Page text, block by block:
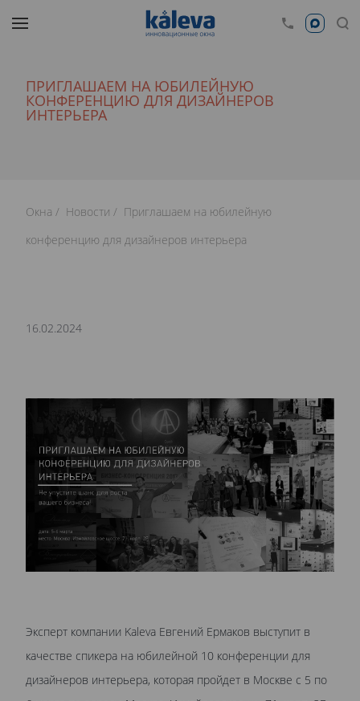
ПРИГЛАШАЕМ НА ЮБИЛЕЙНУЮ
КОНФЕРЕНЦИЮ ДЛЯ ДИЗАЙНЕРОВ
ИНТЕРЬЕРА
Окна Новости
Приглашаем на юбилейную
конференцию для дизайнеров интерьера
16.02.2024
Эксперт компании Kaleva Евгений Ермаков выступит в
качестве спикера на юбилейной 10 конференции для
дизайнеров интерьера, которая пройдет в Москве с 5 по